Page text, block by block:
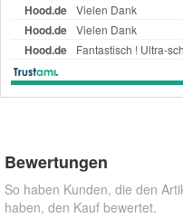
Bewertungen
So haben Kunden, die den
haben, den Kauf bewertet.